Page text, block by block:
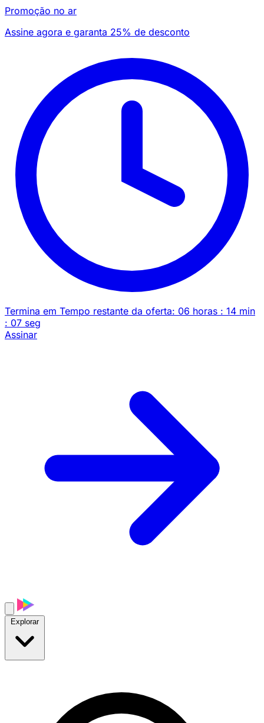
Promoção no ar
Assine agora e garanta 25% de desconto
Termina em Tempo restante da oferta: 06 horas : 14 min
: 07 seg
Assinar
Explorar